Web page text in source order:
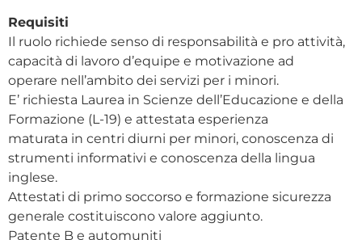
Requisiti
Il ruolo richiede senso di responsabilità e pro attività,
capacità di lavoro d’equipe e motivazione ad
operare nell’ambito dei servizi per i minori.
E’ richiesta Laurea in Scienze dell’Educazione e della
Formazione (L-19) e attestata esperienza
maturata in centri diurni per minori, conoscenza di
strumenti informativi e conoscenza della lingua
inglese.
Attestati di primo soccorso e formazione sicurezza
generale costituiscono valore aggiunto.
Patente B e automuniti